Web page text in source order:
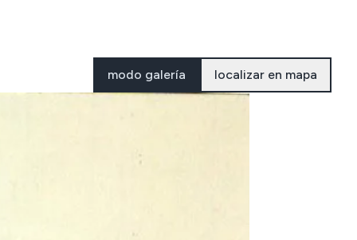
modo galería localizar en mapa